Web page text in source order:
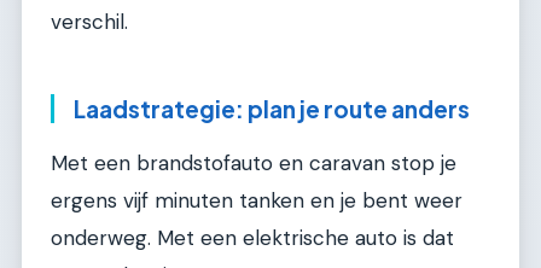
verschil.
Laadstrategie: plan je route anders
Met een brandstofauto en caravan stop je
ergens vijf minuten tanken en je bent weer
onderweg. Met een elektrische auto is dat